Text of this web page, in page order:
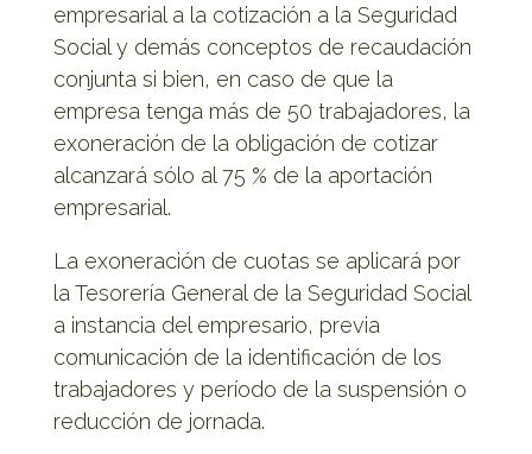
empresarial a la cotización a la Seguridad
Social y demás conceptos de recaudación
conjunta si bien, en caso de que la
empresa tenga más de 50 trabajadores, la
exoneración de la obligación de cotizar
alcanzará sólo al 75 % de la aportación
empresarial.
La exoneración de cuotas se aplicará por
la Tesorería General de la Seguridad Social
a instancia del empresario, previa
comunicación de la identificación de los
trabajadores y período de la suspensión o
reducción de jornada.